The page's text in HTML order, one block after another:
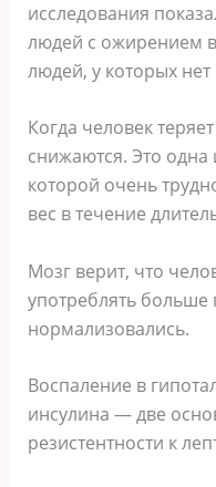
исследования
людей с ожирением
людей, у которых
Когда человек
снижаются. Это
которой очень
вес в течение
Мозг верит, что
употреблять
нормализовались.
Воспаление в
инсулина — две
резистентности к